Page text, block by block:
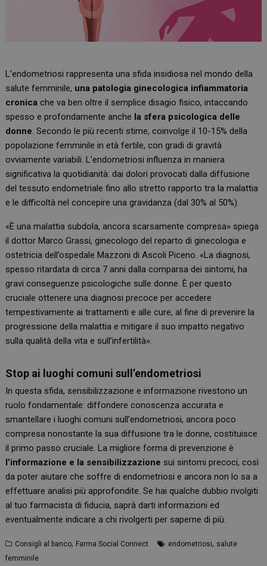
L’endometriosi rappresenta una sfida insidiosa nel mondo della
salute femminile, una patologia ginecologica infiammatoria
cronica che va ben oltre il semplice disagio fisico, intaccando
spesso e profondamente anche la sfera psicologica delle
donne. Secondo le più recenti stime, coinvolge il 10-15% della
popolazione femminile in età fertile, con gradi di gravità
ovviamente variabili. L’endometriosi influenza in maniera
significativa la quotidianità: dai dolori provocati dalla diffusione
del tessuto endometriale fino allo stretto rapporto tra la malattia
e le difficoltà nel concepire una gravidanza (dal 30% al 50%).
«È una malattia subdola, ancora scarsamente compresa» spiega
il dottor Marco Grassi, ginecologo del reparto di ginecologia e
ostetricia dell’ospedale Mazzoni di Ascoli Piceno. «La diagnosi,
spesso ritardata di circa 7 anni dalla comparsa dei sintomi, ha
gravi conseguenze psicologiche sulle donne. È per questo
cruciale ottenere una diagnosi precoce per accedere
tempestivamente ai trattamenti e alle cure, al fine di prevenire la
progressione della malattia e mitigare il suo impatto negativo
sulla qualità della vita e sull’infertilità».
Stop ai luoghi comuni sull’endometriosi
In questa sfida, sensibilizzazione e informazione rivestono un
ruolo fondamentale: diffondere conoscenza accurata e
smantellare i luoghi comuni sull’endometriosi, ancora poco
compresa nonostante la sua diffusione tra le donne, costituisce
il primo passo cruciale. La migliore forma di prevenzione è
l’informazione e la sensibilizzazione sui sintomi precoci, così
da poter aiutare che soffre di endometriosi e ancora non lo sa a
effettuare analisi più approfondite. Se hai qualche dubbio rivolgiti
al tuo farmacista di fiducia, saprà darti informazioni ed
eventualmente indicare a chi rivolgerti per saperne di più.
Consigli al banco, Farma Social Connect endometriosi, salute
femminile